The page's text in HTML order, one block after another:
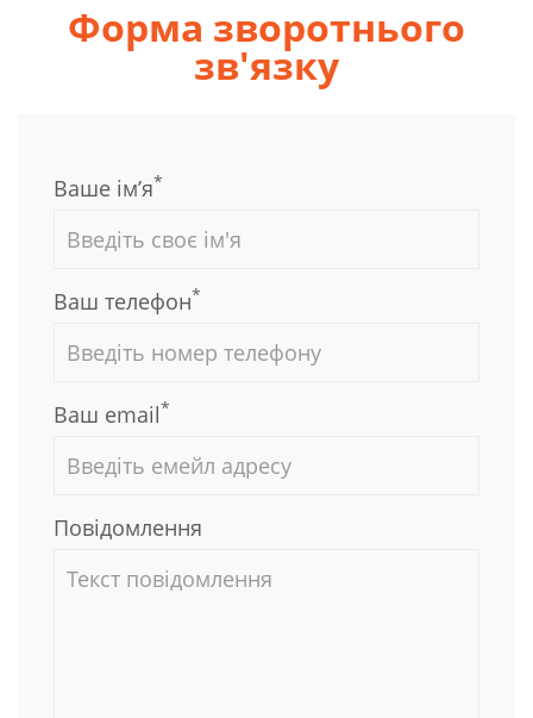
Форма зворотнього
зв'язку
Ваше ім’я*
Ваш телефон*
Ваш email*
Повідомлення